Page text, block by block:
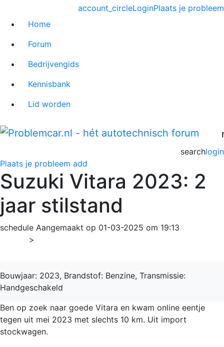
Plaats je probleem
account_circleLogin
Home
Forum
Bedrijvengids
Kennisbank
Lid worden
login
search
Plaats je probleem add
Suzuki Vitara 2023: 2
jaar stilstand
schedule Aangemaakt op 01-03-2025 om 19:13
>
Bouwjaar: 2023, Brandstof: Benzine, Transmissie:
Handgeschakeld
Ben op zoek naar goede Vitara en kwam online eentje
tegen uit mei 2023 met slechts 10 km. Uit import
stockwagen.